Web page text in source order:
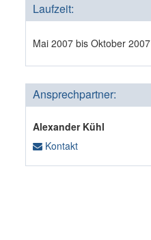
Laufzeit:
Mai 2007 bis Oktober 2007
Ansprechpartner:
Alexander Kühl
Kontakt